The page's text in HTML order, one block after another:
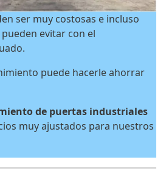
ser muy costosas e incluso
evitar con el
puede hacerle ahorrar
de puertas industriales
muy ajustados para nuestros